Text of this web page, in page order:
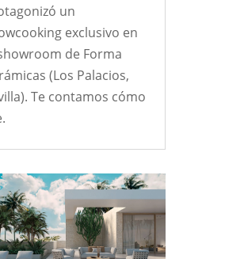
un
exclusivo en
de Forma
(Los Palacios,
Te contamos cómo